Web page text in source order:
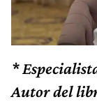
*
Autor del